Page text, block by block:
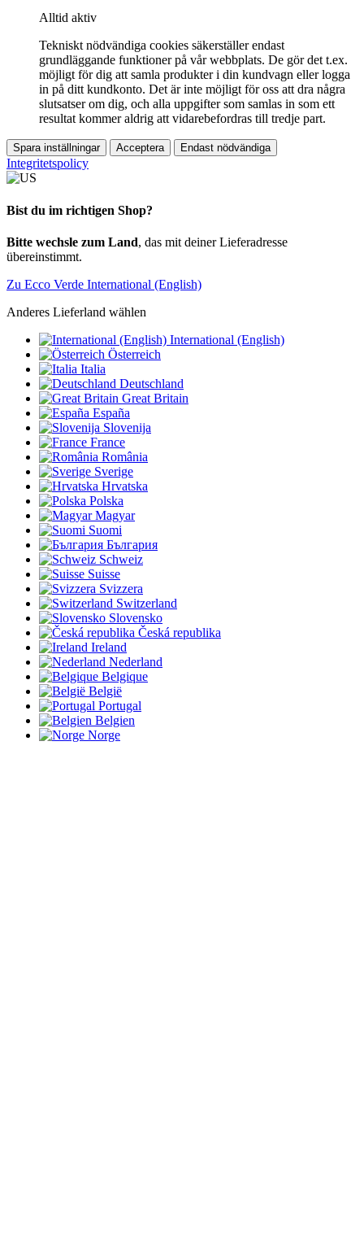
Alltid aktiv
Tekniskt nödvändiga cookies säkerställer endast
grundläggande funktioner på vår webbplats. De gör det t.ex.
möjligt för dig att samla produkter i din kundvagn eller logga
in på ditt kundkonto. Det är inte möjligt för oss att dra några
slutsatser om dig, och alla uppgifter som samlas in som ett
resultat kommer aldrig att vidarebefordras till tredje part.
Spara inställningar Acceptera Endast nödvändiga
Integritetspolicy
Bist du im richtigen Shop?
Bitte wechsle zum Land, das mit deiner Lieferadresse
übereinstimmt.
Zu Ecco Verde International (English)
Anderes Lieferland wählen
International (English)
Österreich
Italia
Deutschland
Great Britain
España
Slovenija
France
România
Sverige
Hrvatska
Polska
Magyar
Suomi
България
Schweiz
Suisse
Svizzera
Switzerland
Slovensko
Česká republika
Ireland
Nederland
Belgique
België
Portugal
Belgien
Norge